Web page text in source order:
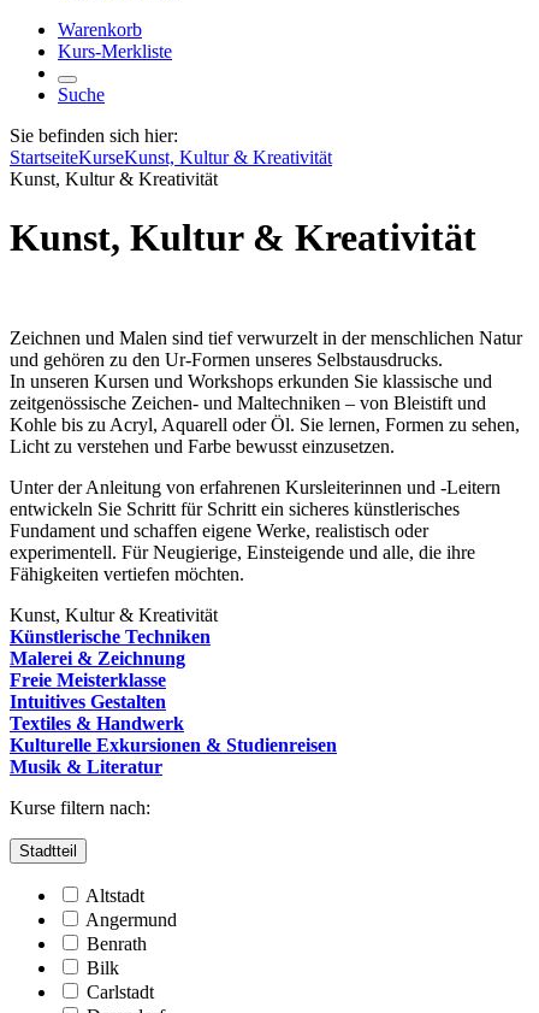
Warenkorb
Kurs-Merkliste
Suche
Sie befinden sich hier:
StartseiteKurseKunst, Kultur & Kreativität
Kunst, Kultur & Kreativität
Kunst, Kultur & Kreativität
Zeichnen und Malen sind tief verwurzelt in der menschlichen Natur
und gehören zu den Ur-Formen unseres Selbstausdrucks.
In unseren Kursen und Workshops erkunden Sie klassische und
zeitgenössische Zeichen- und Maltechniken – von Bleistift und
Kohle bis zu Acryl, Aquarell oder Öl. Sie lernen, Formen zu sehen,
Licht zu verstehen und Farbe bewusst einzusetzen.
Unter der Anleitung von erfahrenen Kursleiterinnen und -Leitern
entwickeln Sie Schritt für Schritt ein sicheres künstlerisches
Fundament und schaffen eigene Werke, realistisch oder
experimentell. Für Neugierige, Einsteigende und alle, die ihre
Fähigkeiten vertiefen möchten.
Kunst, Kultur & Kreativität
Künstlerische Techniken
Malerei & Zeichnung
Freie Meisterklasse
Intuitives Gestalten
Textiles & Handwerk
Kulturelle Exkursionen & Studienreisen
Musik & Literatur
Kurse filtern nach:
Stadtteil
Altstadt
Angermund
Benrath
Bilk
Carlstadt